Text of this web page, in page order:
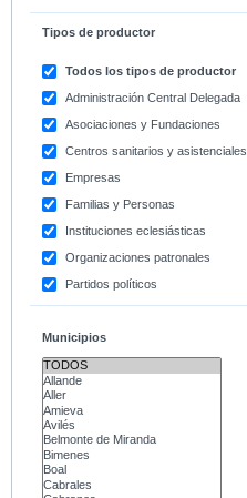
Tipos de productor
Todos los tipos de productor
Administración Central Delegada
Asociaciones y Fundaciones
Centros sanitarios y asistenciales
Empresas
Familias y Personas
Instituciones eclesiásticas
Organizaciones patronales
Partidos políticos
Municipios